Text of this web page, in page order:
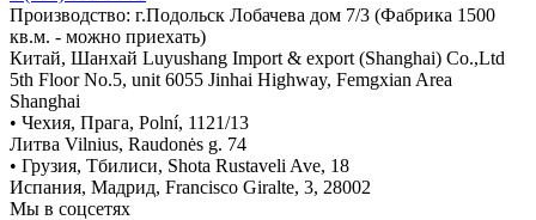
Производство: г.Подольск Лобачева дом 7/3 (Фабрика 1500
кв.м. - можно приехать)
Китай, Шанхай Luyushang Import & export (Shanghai) Co.,Ltd
5th Floor No.5, unit 6055 Jinhai Highway, Femgxian Area
Shanghai
• Чехия, Прага, Polní, 1121/13
Литва Vilnius, Raudonės g. 74
• Грузия, Тбилиси, Shota Rustaveli Ave, 18
Испания, Мадрид, Francisco Giralte, 3, 28002
Мы в соцсетях